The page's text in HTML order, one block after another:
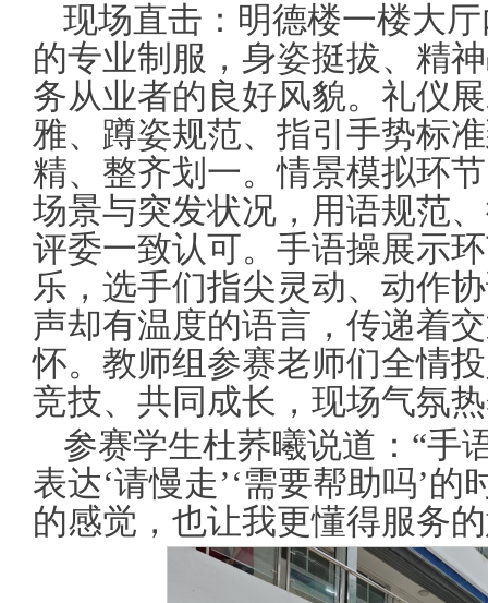
现场直击：明德楼一楼大
的专业制服，身姿挺拔、精
务从业者的良好风貌。礼仪
雅、蹲姿规范、指引手势标
精、整齐划一。情景模拟环
场景与突发状况，用语规范
评委一致认可。手语操展示
乐，选手们指尖灵动、动作
声却有温度的语言，传递着
怀。教师组参赛老师们全情
竞技、共同成长，现场气氛
参赛学生杜荞曦说道：“手
表达‘请慢走’‘需要帮助吗’
的感觉，也让我更懂得服务